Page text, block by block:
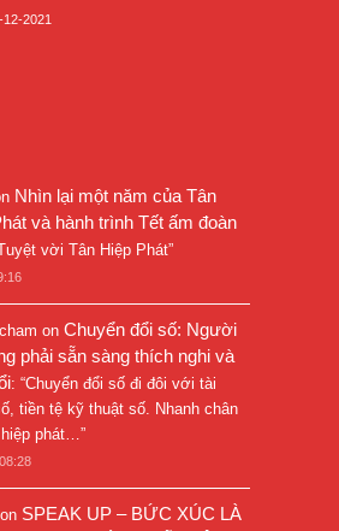
12-2021
Nhìn lại một năm của Tân
và hành trình Tết ấm đoàn
vời Tân Hiệp Phát”
on Chuyển đổi số: Người
phải sẵn sàng thích nghi và
: “Chuyển đổi số đi đôi với tài
tiền tệ kỹ thuật số. Nhanh chân
hiệp phát…”
on SPEAK UP – BỨC XÚC LÀ